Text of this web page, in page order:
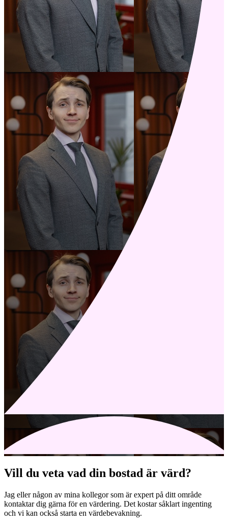
Vill du veta vad din bostad är värd?
Jag eller någon av mina kollegor som är expert på ditt område
kontaktar dig gärna för en värdering. Det kostar såklart ingenting
och vi kan också starta en värdebevakning.